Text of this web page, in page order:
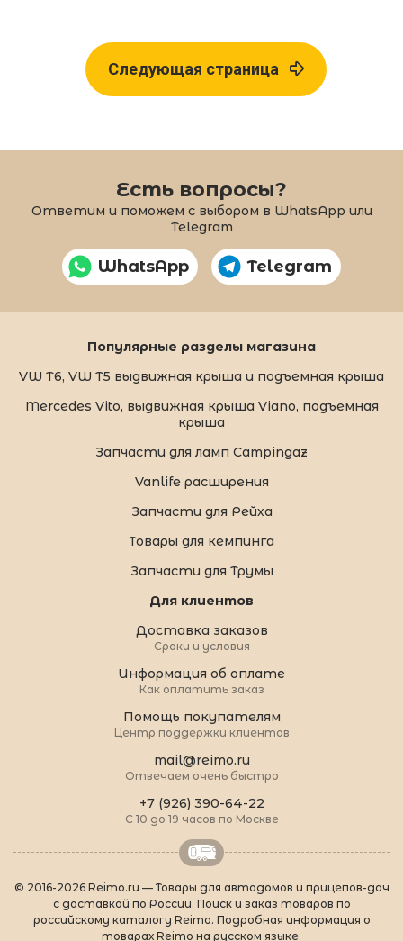
Следующая страница
Есть вопросы?
Ответим и поможем с выбором в WhatsApp или
Telegram
WhatsApp Telegram
Популярные разделы магазина
VW T6, VW T5 выдвижная крыша и подъемная крыша
Mercedes Vito, выдвижная крыша Viano, подъемная
крыша
Запчасти для ламп Campingaz
Vanlife расширения
Запчасти для Рейха
Товары для кемпинга
Запчасти для Трумы
Для клиентов
Доставка заказов
Сроки и условия
Информация об оплате
Как оплатить заказ
Помощь покупателям
Центр поддержки клиентов
mail@reimo.ru
Отвечаем очень быстро
+7 (926) 390-64-22
С 10 до 19 часов по Москве
© 2016-2026 Reimo.ru — Товары для автодомов и прицепов-дач
с доставкой по России. Поиск и заказ товаров по
российскому каталогу Reimo. Подробная информация о
товарах Reimo на русском языке.